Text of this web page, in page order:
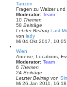
a
g
s
t
B
i
a
g
Tanzen
Fragen zu Walzer und
Moderator: Team
10 Themen
58 Beiträge
Letzter Beitrag Last
von ladyN
e
s
t
e
r
B
e
Mi 04.Okt 2017, 10:05
Wien
Anreise, Locations,
Moderator: Team
6 Themen
24 Beiträge
Letzter Beitrag von
Mi 26.Jan 2011, 16:18